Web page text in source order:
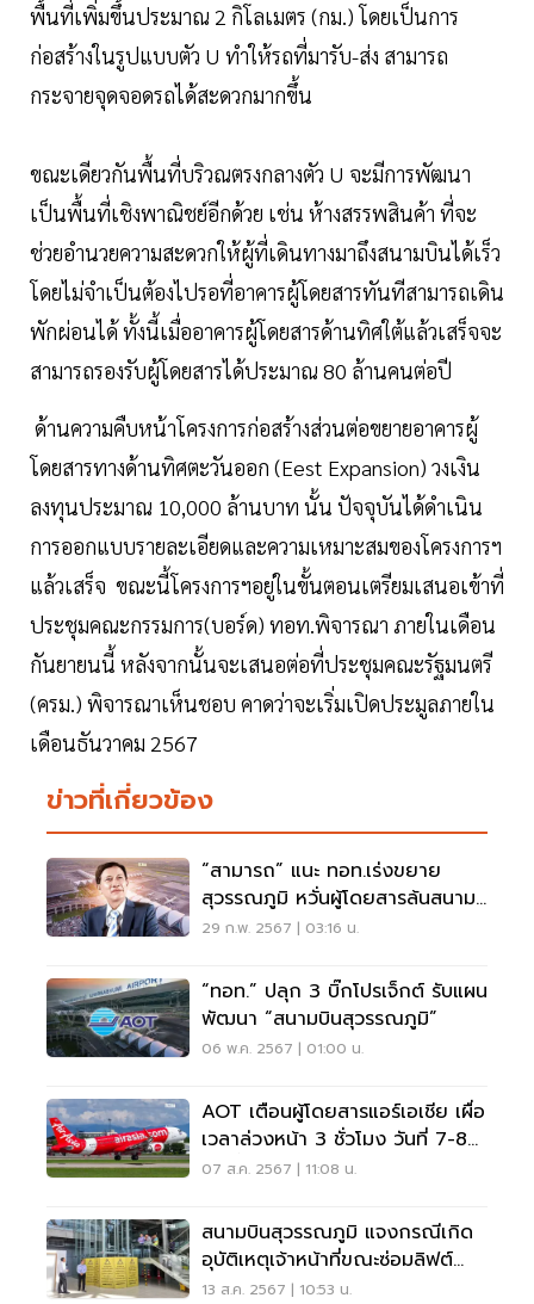
พื้นที่เพิ่มขึ้นประมาณ 2 กิโลเมตร (กม.) โดยเป็นการ
ก่อสร้างในรูปแบบตัว U ทำให้รถที่มารับ-ส่ง สามารถ
กระจายจุดจอดรถได้สะดวกมากขึ้น
ขณะเดียวกันพื้นที่บริวณตรงกลางตัว U จะมีการพัฒนา
เป็นพื้นที่เชิงพาณิชย์อีกด้วย เช่น ห้างสรรพสินค้า ที่จะ
ช่วยอำนวยความสะดวกให้ผู้ที่เดินทางมาถึงสนามบินได้เร็ว
โดยไม่จำเป็นต้องไปรอที่อาคารผู้โดยสารทันทีสามารถเดิน
พักผ่อนได้ ทั้งนี้เมื่ออาคารผู้โดยสารด้านทิศใต้แล้วเสร็จจะ
สามารถรองรับผู้โดยสารได้ประมาณ 80 ล้านคนต่อปี
ด้านความคืบหน้าโครงการก่อสร้างส่วนต่อขยายอาคารผู้
โดยสารทางด้านทิศตะวันออก (Eest Expansion) วงเงิน
ลงทุนประมาณ 10,000 ล้านบาท นั้น ปัจจุบันได้ดำเนิน
การออกแบบรายละเอียดและความเหมาะสมของโครงการฯ
แล้วเสร็จ ขณะนี้โครงการฯอยู่ในขั้นตอนเตรียมเสนอเข้าที่
ประชุมคณะกรรมการ(บอร์ด) ทอท.พิจารณา ภายในเดือน
กันยายนนี้ หลังจากนั้นจะเสนอต่อที่ประชุมคณะรัฐมนตรี
(ครม.) พิจารณาเห็นชอบ คาดว่าจะเริ่มเปิดประมูลภายใน
เดือนธันวาคม 2567
ข่าวที่เกี่ยวข้อง
“สามารถ” แนะ ทอท.เร่งขยาย
สุวรรณภูมิ หวั่นผู้โดยสารล้นสนาม
บิน
29 ก.พ. 2567 | 03:16 น.
“ทอท.” ปลุก 3 บิ๊กโปรเจ็กต์ รับแผน
พัฒนา “สนามบินสุวรรณภูมิ”
06 พ.ค. 2567 | 01:00 น.
AOT เตือนผู้โดยสารแอร์เอเชีย เผื่อ
เวลาล่วงหน้า 3 ชั่วโมง วันที่ 7-8
ส.ค.นี้
07 ส.ค. 2567 | 11:08 น.
สนามบินสุวรรณภูมิ แจงกรณีเกิด
อุบัติเหตุเจ้าหน้าที่ขณะซ่อมลิฟต์
เสียชีวิต
13 ส.ค. 2567 | 10:53 น.